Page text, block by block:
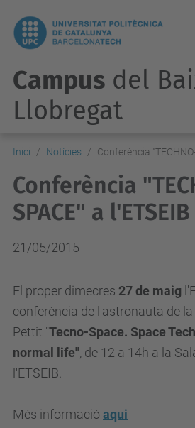
Campus del
Llobregat
Inici Notícies Conferència
Conferència
SPACE" a l'ETSEIB
21/05/2015
El proper dimecres 27 de maig
conferència de l'astronauta de la
Pettit "Tecno-Space. Space
normal life", de 12 a 14h a la
l'ETSEIB.
Més informació aqui